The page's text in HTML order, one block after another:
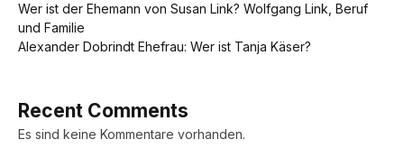
Wer ist der Ehemann von Susan Link? Wolfgang Link, Beruf
und Familie
Alexander Dobrindt Ehefrau: Wer ist Tanja Käser?
Recent Comments
Es sind keine Kommentare vorhanden.